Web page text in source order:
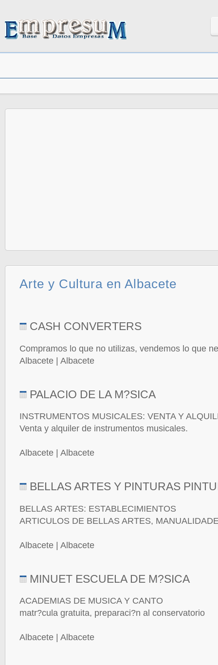
Arte y Cultura en Albacete
CASH CONVERTERS
Compramos lo que no utilizas, vendemos lo que
Albacete | Albacete
PALACIO DE LA M?SICA
INSTRUMENTOS MUSICALES: VENTA Y
Venta y alquiler de instrumentos musicales.
Albacete | Albacete
BELLAS ARTES Y PINTURAS
BELLAS ARTES: ESTABLECIMIENTOS
ARTICULOS DE BELLAS ARTES,
Albacete | Albacete
MINUET ESCUELA DE M?SICA
ACADEMIAS DE MUSICA Y CANTO
matr?cula gratuita, preparaci?n al conservatorio
Albacete | Albacete